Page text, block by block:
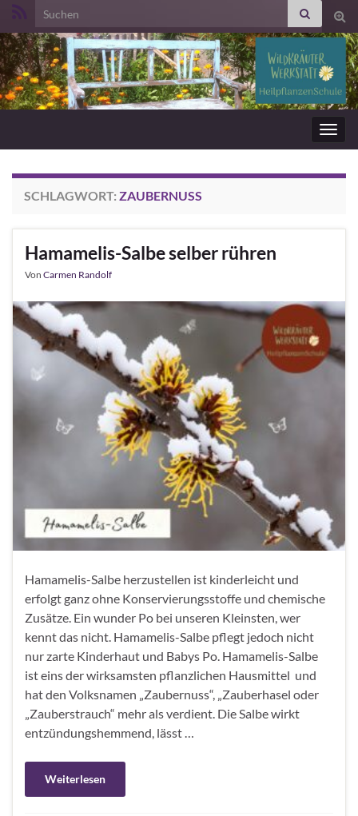
Search for:
SCHLAGWORT: ZAUBERNUSS
Hamamelis-Salbe selber rühren
Von Carmen Randolf
Hamamelis-Salbe herzustellen ist kinderleicht und
erfolgt ganz ohne Konservierungsstoffe und chemische
Zusätze. Ein wunder Po bei unseren Kleinsten, wer
kennt das nicht. Hamamelis-Salbe pflegt jedoch nicht
nur zarte Kinderhaut und Babys Po. Hamamelis-Salbe
ist eins der wirksamsten pflanzlichen Hausmittel und
hat den Volksnamen „Zaubernuss“, „Zauberhasel oder
„Zauberstrauch“ mehr als verdient. Die Salbe wirkt
entzündungshemmend, lässt …
Weiterlesen